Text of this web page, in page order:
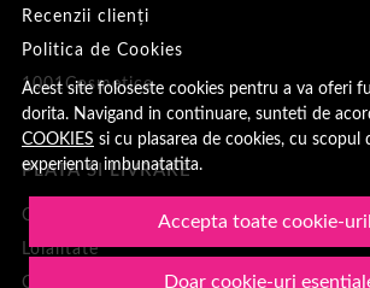
Acest site foloseste cookies pentru a va oferi
dorita. Navigand in continuare, sunteti de
COOKIES si cu plasarea de cookies, cu scopul
experienta imbunatatita.
Accepta toate cookie-
Doar cookie-uri
Recenzii clienți
Politica de Cookies
1001Cosmetice
PLATA SI LIVRARE
Cum cumpar
Loialitate
Cosul meu